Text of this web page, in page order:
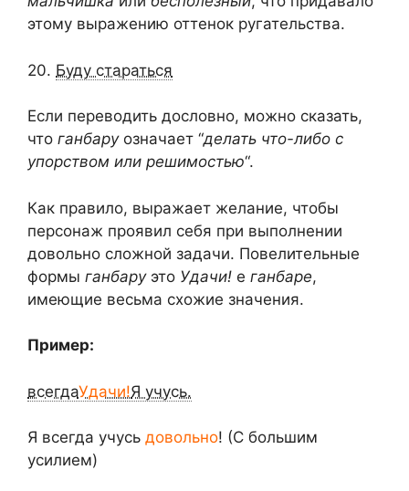
этому выражению оттенок ругательства.
20. Буду стараться
Если переводить дословно, можно сказать,
что ганбару означает “делать что-либо с
упорством или решимостью“.
Как правило, выражает желание, чтобы
персонаж проявил себя при выполнении
довольно сложной задачи. Повелительные
формы ганбаруэто Удачи! e ганбаре,
имеющие весьма схожие значения.
Пример:
всегдаУдачи!Я учусь.
Я всегда учусь довольно! (С большим
усилием)